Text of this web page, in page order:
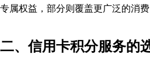
专属权益，部分则覆盖更广泛的消
二、信用卡积分服务的